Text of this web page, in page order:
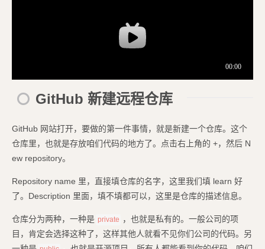
GitHub 新建远程仓库
GitHub 网站打开，要做的第一件事情，就是新建一个仓库。这个
仓库里，也就是存放咱们代码的地方了。点击右上角的 +，然后 N
ew repository。
Repository name 里，直接填仓库的名字，这里我们填 learn 好
了。Description 里面，填不填都可以，这里是仓库的描述信息。
仓库分为两种，一种是 private ，也就是私有的。一般公司的项
目，肯定会选择这种了，这样其他人就看不见你们公司的代码。另